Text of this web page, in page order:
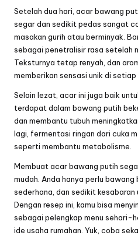
Setelah dua hari, acar bawang
segar dan sedikit pedas sangat
masakan gurih atau berminyak.
sebagai penetralisir rasa setelah
Teksturnya tetap renyah, dan
memberikan sensasi unik di setiap
Selain lezat, acar ini juga baik
terdapat dalam bawang putih
dan membantu tubuh
lagi, fermentasi ringan dari cuka
seperti membantu metabolisme.
Membuat acar bawang putih
mudah. Anda hanya perlu
sederhana, dan sedikit kesabaran
Dengan resep ini, kamu bisa
sebagai pelengkap menu sehari-
ide usaha rumahan. Yuk, coba